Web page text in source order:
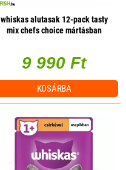
whiskas alutasak 12-pack tasty
mix chefs choice mártásban
9 990 Ft
KOSÁRBA